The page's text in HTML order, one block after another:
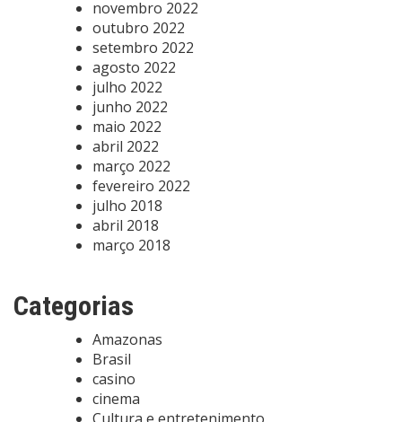
novembro 2022
outubro 2022
setembro 2022
agosto 2022
julho 2022
junho 2022
maio 2022
abril 2022
março 2022
fevereiro 2022
julho 2018
abril 2018
março 2018
Categorias
Amazonas
Brasil
casino
cinema